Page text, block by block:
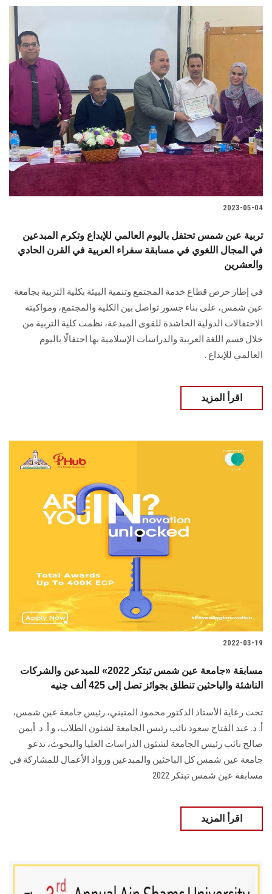
2023-05-04
تربية عين شمس تحتفل باليوم العالمي للإبداع وتكرم المبدعين
في المجال اللغوي في مسابقة سفراء العربية في القرن الحادي
والعشرين
في إطار حرص قطاع خدمة المجتمع وتنمية البيئة بكلية التربية بجامعة
عين شمس، على بناء جسور تواصل بين الكلية والمجتمع، ومواكبته
الاحتفالات الدولية الحاشدة للقوى المبدعة، نظمت كلية التربية من
خلال قسم اللغة العربية والدراسات الإسلامية بها احتفالًا باليوم
العالمي للإبداع .
اقرأ المزيد
2022-03-19
مسابقة «جامعة عين شمس تبتكر 2022» للمبدعين والشركات
الناشئة والباحثين تنطلق بجوائز تصل إلى 425 ألف جنيه
تحت رعاية الأستاذ الدكتور محمود المتيني، رئيس جامعة عين شمس،
أ. د. عبد الفتاح سعود نائب رئيس الجامعة لشئون الطلاب، و أ. د. أيمن
صالح نائب رئيس الجامعة لشئون الدراسات العليا والبحوث، تدعو
جامعة عين شمس كل الباحثين والمبدعين ورواد الأعمال للمشاركة في
مسابقة عين شمس تبتكر 2022
اقرأ المزيد